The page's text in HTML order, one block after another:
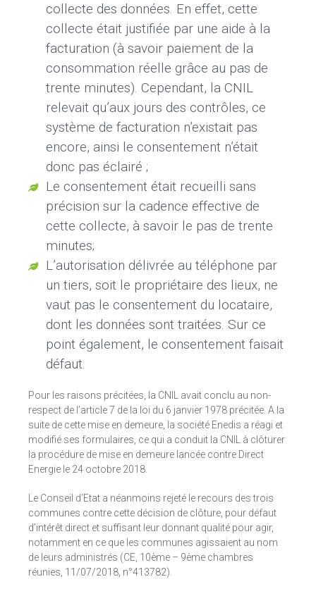
collecte des données. En effet, cette
collecte était justifiée par une aide à la
facturation (à savoir paiement de la
consommation réelle grâce au pas de
trente minutes). Cependant, la CNIL
relevait qu’aux jours des contrôles, ce
système de facturation n’existait pas
encore, ainsi le consentement n’était
donc pas éclairé ;
Le consentement était recueilli sans
précision sur la cadence effective de
cette collecte, à savoir le pas de trente
minutes;
L’autorisation délivrée au téléphone par
un tiers, soit le propriétaire des lieux, ne
vaut pas le consentement du locataire,
dont les données sont traitées. Sur ce
point également, le consentement faisait
défaut.
Pour les raisons précitées, la CNIL avait conclu au non-
respect de l’article 7 de la loi du 6 janvier 1978 précitée. A la
suite de cette mise en demeure, la société Enedis a réagi et
modifié ses formulaires, ce qui a conduit la CNIL à clôturer
la procédure de mise en demeure lancée contre Direct
Energie le 24 octobre 2018.
Le Conseil d’Etat a néanmoins rejeté le recours des trois
communes contre cette décision de clôture, pour défaut
d’intérêt direct et suffisant leur donnant qualité pour agir,
notamment en ce que les communes agissaient au nom
de leurs administrés (CE, 10ème – 9ème chambres
réunies, 11/07/2018, n°413782).